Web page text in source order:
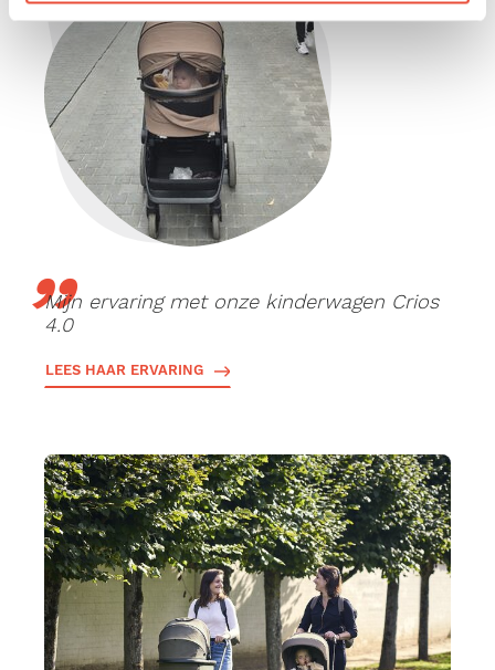
Mijn ervaring met onze kinderwagen Crios
4.0
LEES HAAR ERVARING